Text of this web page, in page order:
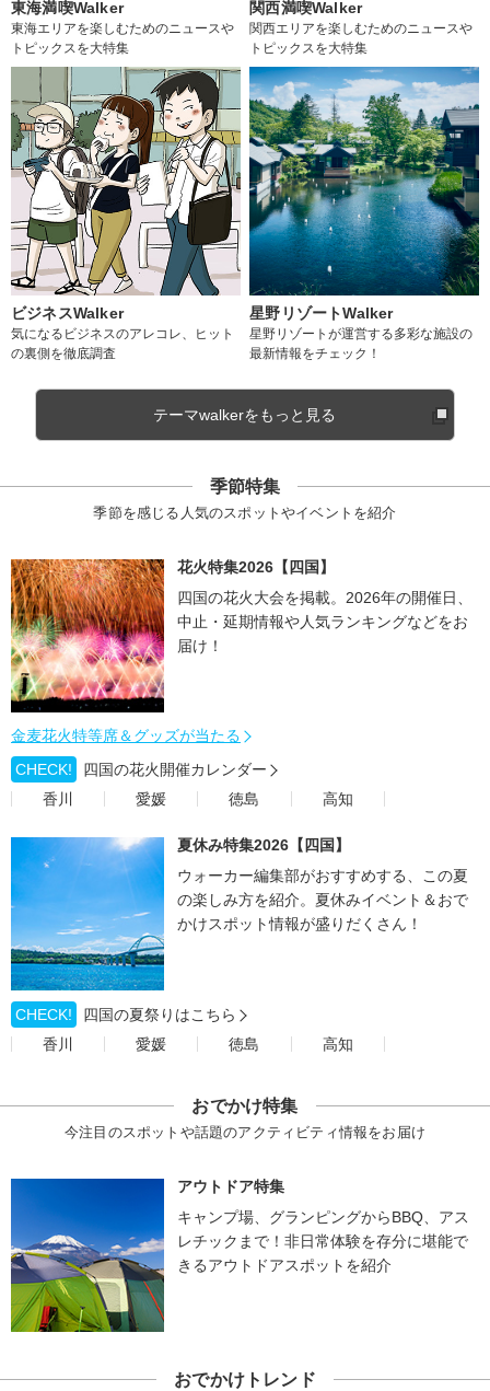
東海満喫Walker
東海エリアを楽しむためのニュースや
トピックスを大特集
関西満喫Walker
関西エリアを楽しむためのニュースや
トピックスを大特集
ビジネスWalker
気になるビジネスのアレコレ、ヒット
の裏側を徹底調査
星野リゾートWalker
星野リゾートが運営する多彩な施設の
最新情報をチェック！
テーマwalkerをもっと見る
季節特集
季節を感じる人気のスポットやイベントを紹介
花火特集2026【四国】
四国の花火大会を掲載。2026年の開催日、
中止・延期情報や人気ランキングなどをお
届け！
金麦花火特等席＆グッズが当たる
CHECK!
四国の花火開催カレンダー
香川
愛媛 徳島 高知
夏休み特集2026【四国】
ウォーカー編集部がおすすめする、この夏
の楽しみ方を紹介。夏休みイベント＆おで
かけスポット情報が盛りだくさん！
CHECK!
四国の夏祭りはこちら
香川
愛媛 徳島 高知
おでかけ特集
今注目のスポットや話題のアクティビティ情報をお届け
アウトドア特集
キャンプ場、グランピングからBBQ、アス
レチックまで！非日常体験を存分に堪能で
きるアウトドアスポットを紹介
おでかけトレンド